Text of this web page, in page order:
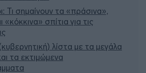
Τι σημαίνουν τα «πράσινα»,
«κόκκινα» σπίτια για τις
λίστα με τα μεγάλα
τα εκτιμώμενα